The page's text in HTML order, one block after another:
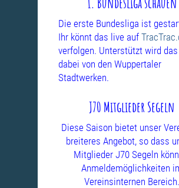
Die erste Bundesliga ist
Ihr könnt das live auf
verfolgen. Unterstützt wird das
dabei von den Wuppertaler
Stadtwerken.
J70 Mitglieder Segeln
Diese Saison bietet unser
breiteres Angebot, so dass
Mitglieder J70 Segeln
Anmeldemöglichkeiten
Vereinsinternen Bereich.